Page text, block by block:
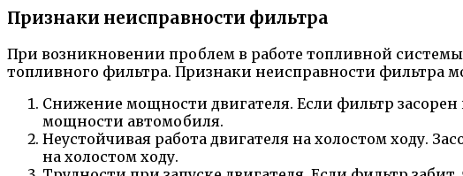
Признаки неисправности фильтра
При возникновении проблем в работе топливной
топливного фильтра. Признаки неисправности фильтра
Снижение мощности двигателя. Если фильтр засорен
мощности автомобиля.
Неустойчивая работа двигателя на холостом ходу.
на холостом ходу.